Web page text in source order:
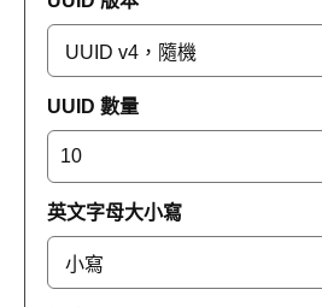
UUID 數量
英文字母大小寫